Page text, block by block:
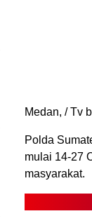
Medan, / Tv
Polda
mulai 14-27
masyarakat.